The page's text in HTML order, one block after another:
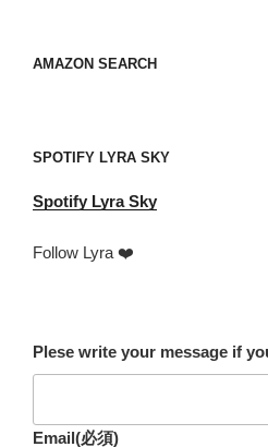
your
AMAZON SEARCH
SPOTIFY LYRA SKY
Spotify Lyra Sky
Follow Lyra ❤️
Plese write your message if
Email(必須)